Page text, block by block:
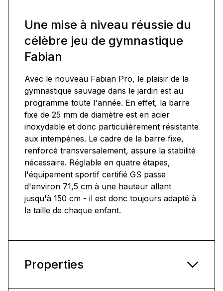
Une mise à niveau réussie du
célèbre jeu de gymnastique
Fabian
Avec le nouveau Fabian Pro, le plaisir de la
gymnastique sauvage dans le jardin est au
programme toute l'année. En effet, la barre
fixe de 25 mm de diamètre est en acier
inoxydable et donc particulièrement résistante
aux intempéries. Le cadre de la barre fixe,
renforcé transversalement, assure la stabilité
nécessaire. Réglable en quatre étapes,
l'équipement sportif certifié GS passe
d'environ 71,5 cm à une hauteur allant
jusqu'à 150 cm - il est donc toujours adapté à
la taille de chaque enfant.
Properties